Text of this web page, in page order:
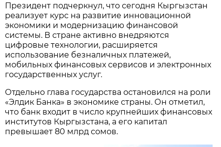
Президент подчеркнул, что сегодня Кыргызстан
реализует курс на развитие инновационной
экономики и модернизацию финансовой
системы. В стране активно внедряются
цифровые технологии, расширяется
использование безналичных платежей,
мобильных финансовых сервисов и электронных
государственных услуг.
Отдельно глава государства остановился на роли
«Элдик Банка» в экономике страны. Он отметил,
что банк входит в число крупнейших финансовых
институтов Кыргызстана, а его капитал
превышает 80 млрд сомов.